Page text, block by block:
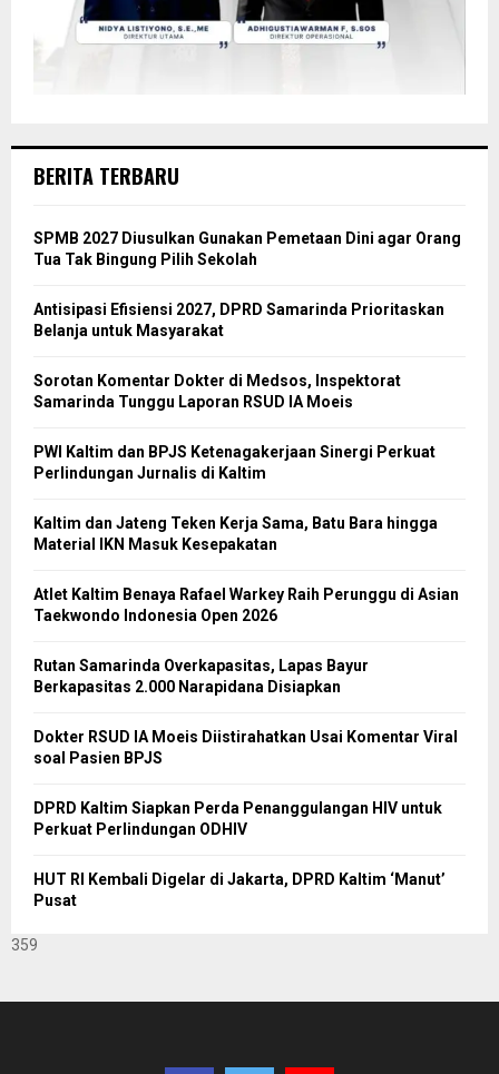
BERITA TERBARU
SPMB 2027 Diusulkan Gunakan Pemetaan Dini agar Orang
Tua Tak Bingung Pilih Sekolah
Antisipasi Efisiensi 2027, DPRD Samarinda Prioritaskan
Belanja untuk Masyarakat
Sorotan Komentar Dokter di Medsos, Inspektorat
Samarinda Tunggu Laporan RSUD IA Moeis
PWI Kaltim dan BPJS Ketenagakerjaan Sinergi Perkuat
Perlindungan Jurnalis di Kaltim
Kaltim dan Jateng Teken Kerja Sama, Batu Bara hingga
Material IKN Masuk Kesepakatan
Atlet Kaltim Benaya Rafael Warkey Raih Perunggu di Asian
Taekwondo Indonesia Open 2026
Rutan Samarinda Overkapasitas, Lapas Bayur
Berkapasitas 2.000 Narapidana Disiapkan
Dokter RSUD IA Moeis Diistirahatkan Usai Komentar Viral
soal Pasien BPJS
DPRD Kaltim Siapkan Perda Penanggulangan HIV untuk
Perkuat Perlindungan ODHIV
HUT RI Kembali Digelar di Jakarta, DPRD Kaltim ‘Manut’
Pusat
359